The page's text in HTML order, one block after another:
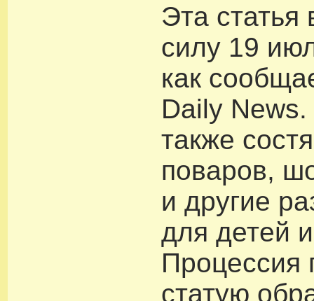
Эта статья
силу 19
как
Daily
также
поваров,
и другие
для детей
Процессия
статую